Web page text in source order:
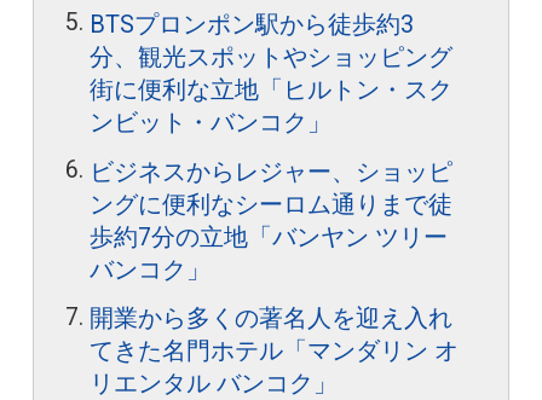
BTSプロンポン駅から徒歩約3
分、観光スポットやショッピング
街に便利な立地「ヒルトン・スク
ンビット・バンコク」
ビジネスからレジャー、ショッピ
ングに便利なシーロム通りまで徒
歩約7分の立地「バンヤン ツリー
バンコク」
開業から多くの著名人を迎え入れ
てきた名門ホテル「マンダリン オ
リエンタル バンコク」